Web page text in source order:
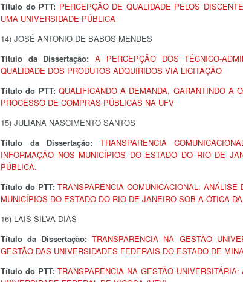
Título do PTT: PERCEPÇÃO DE QUALIDADE PELOS
UMA UNIVERSIDADE PÚBLICA
14) JOSÉ ANTONIO DE BABOS MENDES
Título da Dissertação:A PERCEPÇÃO DOS TÉCNICO-
QUALIDADE DOS PRODUTOS ADQUIRIDOS VIA LICITAÇÃO
Título do PTT: QUALIFICANDO A DEMANDA, GARANTINDO A
PROCESSO DE COMPRAS PÚBLICAS NA UFV
15) JULIANA NASCIMENTO SANTOS
Título da Dissertação: TRANSPARÊNCIA
INFORMAÇÃO NOS MUNICÍPIOS DO ESTADO DO RIO DE
PÚBLICA.
Título do PTT:TRANSPARÊNCIA COMUNICACIONAL:
MUNICÍPIOS DO ESTADO DO RIO DE JANEIRO SOB A ÓTICA
16) LAIS SILVA DIAS
Título da Dissertação:TRANSPARÊNCIA NA GESTÃO
GESTÃO DAS UNIVERSIDADES FEDERAIS DO ESTADO DE
Título do PTT:TRANSPARÊNCIA NA GESTÃO